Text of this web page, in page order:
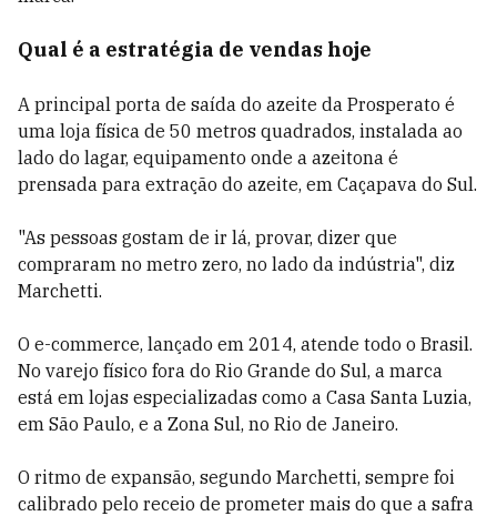
Qual é a estratégia de vendas hoje
A principal porta de saída do azeite da Prosperato é
uma loja física de 50 metros quadrados, instalada ao
lado do lagar, equipamento onde a azeitona é
prensada para extração do azeite, em Caçapava do Sul.
"As pessoas gostam de ir lá, provar, dizer que
compraram no metro zero, no lado da indústria", diz
Marchetti.
O e-commerce, lançado em 2014, atende todo o Brasil.
No varejo físico fora do Rio Grande do Sul, a marca
está em lojas especializadas como a Casa Santa Luzia,
em São Paulo, e a Zona Sul, no Rio de Janeiro.
O ritmo de expansão, segundo Marchetti, sempre foi
calibrado pelo receio de prometer mais do que a safra